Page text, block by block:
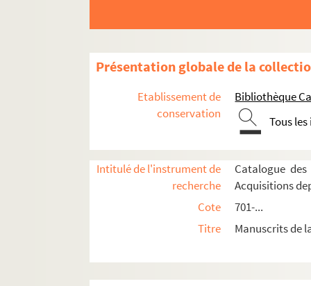
Présentation globale de la
Etablissement de
conservation
Bibliothèque
Tous
Intitulé de l'instrument de
recherche
Catalogue
Acquisitions
Cote
701-...
Titre
Manuscrits de
Ms_1046_13. Requête des augustins de
Ms_1046_15. Assignation pour les pères
Ms_1046_16. « Ordonnance de
Ms_1046_17. « Estimation de la maison
Ms_1046_18. « Mémorial Instructif
Ms_1046_19. « Extrait de l'ordonnance
Ms_1046_20. Autre mémoire pour les
Ms_1046_21. Liste de documents envoyés
Ms_1046_23. Autre requête des Augustins